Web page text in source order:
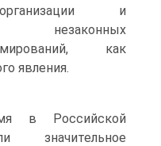
и
незаконных
как
явления.
в Российской
значительное